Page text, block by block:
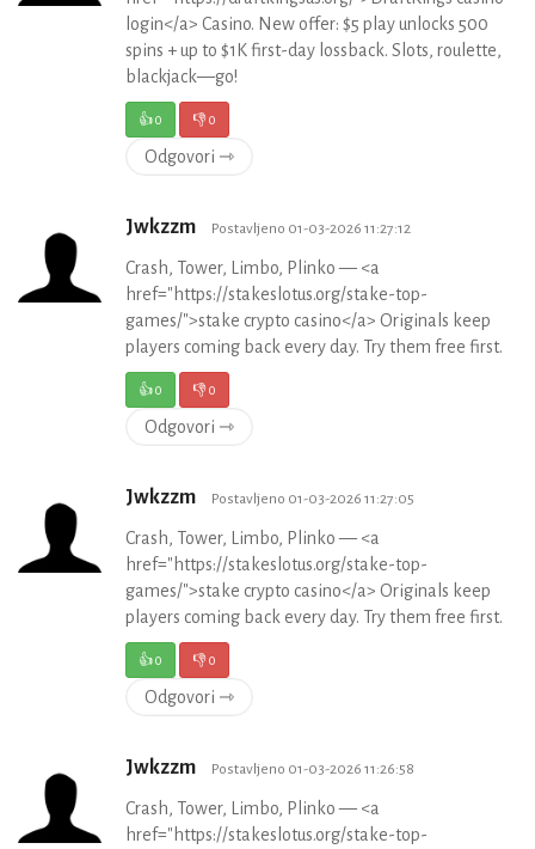
login</a> Casino. New offer: $5 play unlocks 500
spins + up to $1K first-day lossback. Slots, roulette,
blackjack—go!
👍0 👎0
Odgovori ⇾
Jwkzzm Postavljeno 01-03-2026 11:27:12
Crash, Tower, Limbo, Plinko — <a
href="https://stakeslotus.org/stake-top-
games/">stake crypto casino</a> Originals keep
players coming back every day. Try them free first.
👍0 👎0
Odgovori ⇾
Jwkzzm Postavljeno 01-03-2026 11:27:05
Crash, Tower, Limbo, Plinko — <a
href="https://stakeslotus.org/stake-top-
games/">stake crypto casino</a> Originals keep
players coming back every day. Try them free first.
👍0 👎0
Odgovori ⇾
Jwkzzm Postavljeno 01-03-2026 11:26:58
Crash, Tower, Limbo, Plinko — <a
href="https://stakeslotus.org/stake-top-